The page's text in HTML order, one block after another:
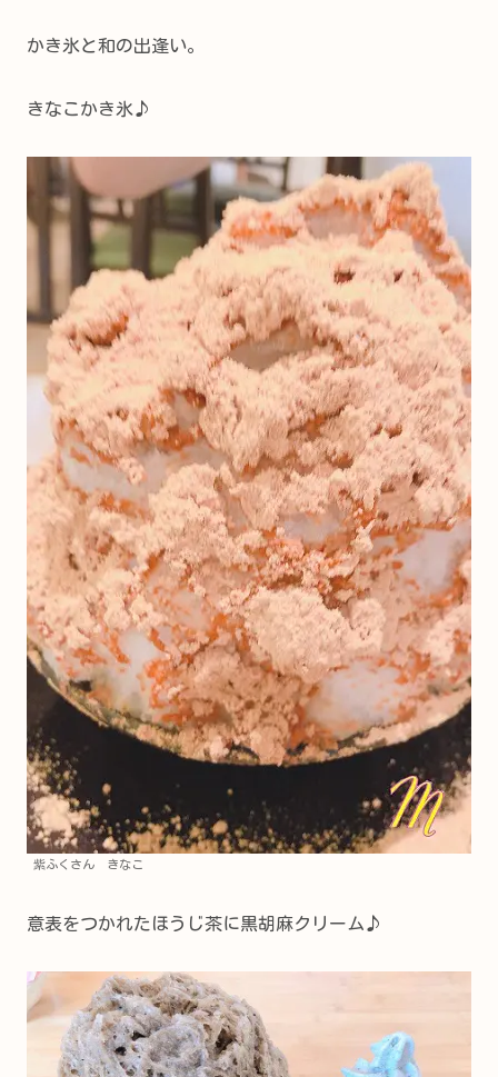
かき氷と和の出逢い。
きなこかき氷♪
紫ふくさん きなこ
意表をつかれたほうじ茶に黒胡麻クリーム♪